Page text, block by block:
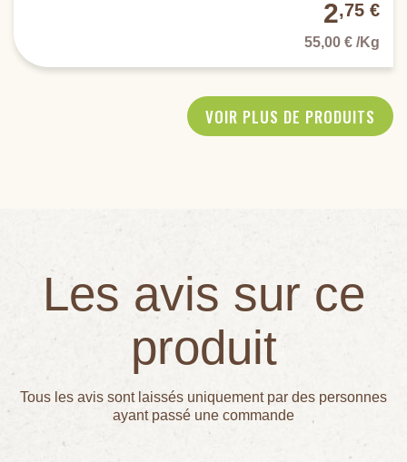
2,75 €
55,00 € /Kg
VOIR PLUS DE PRODUITS
Les avis sur ce
produit
Tous les avis sont laissés uniquement par des personnes
ayant passé une commande